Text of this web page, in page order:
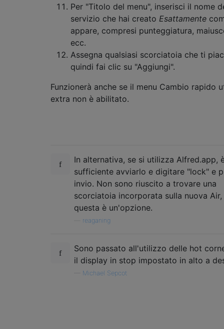
Per "Titolo del menu", inserisci il nome
servizio che hai creato Esattamente
appare, compresi punteggiatura,
ecc.
Assegna qualsiasi scorciatoia che ti
quindi fai clic su "Aggiungi".
Funzionerà anche se il menu Cambio rapido
extra non è abilitato.
In alternativa, se si utilizza Alfred.app,
sufficiente avviarlo e digitare "lock" e
invio. Non sono riuscito a trovare una
scorciatoia incorporata sulla nuova
questa è un'opzione.
reaganing
Sono passato all'utilizzo delle hot
il ​​display in stop impostato in alto a
Michael Sepcot